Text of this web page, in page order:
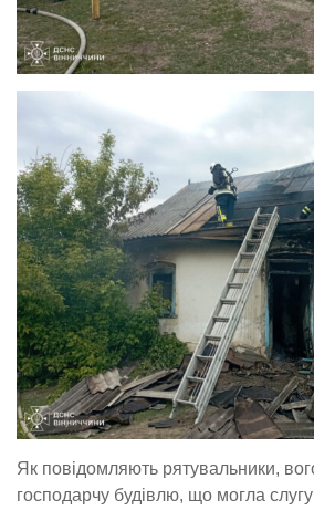
Як повідомляють рятувальники,
господарчу будівлю, що могла